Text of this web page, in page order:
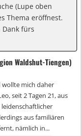
(Lupe oben
Thema eröffnest.
fürs
Waldshut-Tiengen)
wollte mich daher
seit 2 Tagen 21, aus
aus familiären
nämlich in...